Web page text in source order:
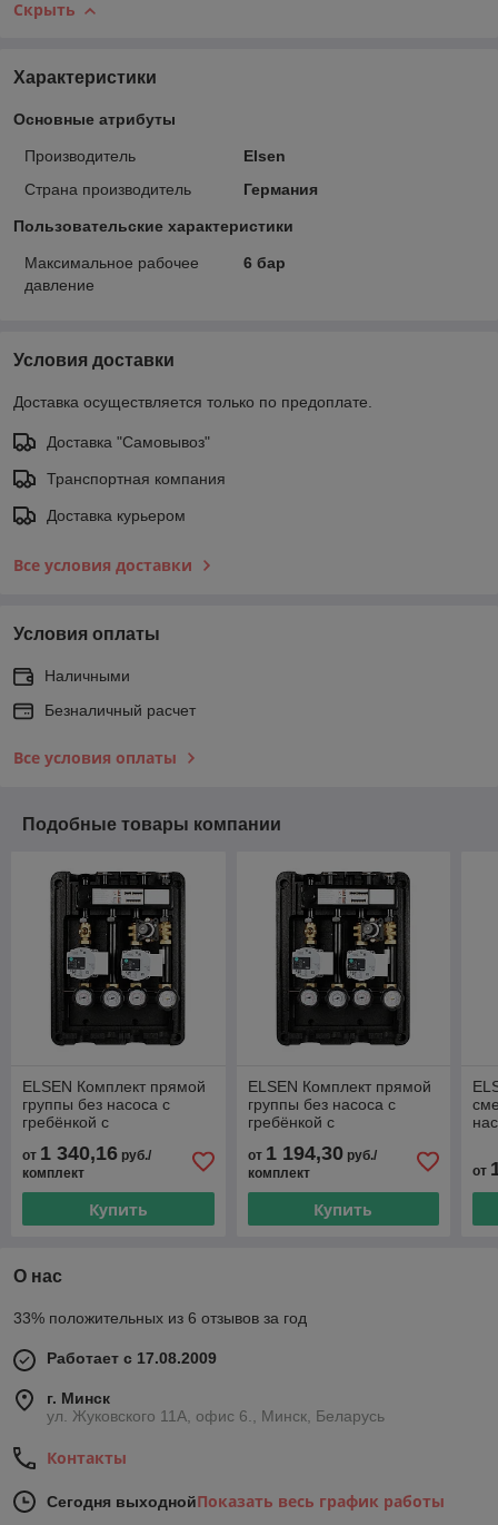
Скрыть
Характеристики
Основные атрибуты
Производитель
Elsen
Страна производитель
Германия
Пользовательские характеристики
Максимальное рабочее
давление
6 бар
Условия доставки
Доставка осуществляется только по предоплате.
Доставка "Самовывоз"
Транспортная компания
Доставка курьером
Все условия доставки
Условия оплаты
Наличными
Безналичный расчет
Все условия оплаты
Подобные товары компании
ELSEN Комплект прямой
группы без насоса с
гребёнкой с
DN20 EFG20.04
от 1 340,16 руб./
комплект
Купить
ELSEN Комплект прямой
группы без насоса с
гребёнкой с
DN20 EFG20-3
от 1 194,30руб./
комплект
Купить
от
О нас
33% положительных из 6 отзывов за год
Работает с 17.08.2009
г. Минск
ул. Жуковского 11А, офис 6., Минск, Беларусь
Контакты
Сегодня выходнойПоказать весь график работы